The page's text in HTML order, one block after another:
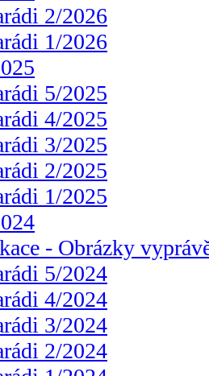
2/2026
1/2026
5/2025
4/2025
3/2025
2/2025
1/2025
- Obrázky
5/2024
4/2024
3/2024
2/2024